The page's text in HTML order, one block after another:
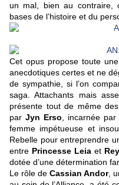
un mal, bien au contraire,
bases de l’histoire et du
Cet opus propose toute
anecdotiques certes et ne
de sympathie, si l’on
saga. Attachants mais
présente tout de même
par Jyn Erso , incarnée par
femme impétueuse et
Rebelle pour entreprendre
entre Princesse Leiaet Rey
dotée d’une détermination
Le rôle de Cassian Andor,